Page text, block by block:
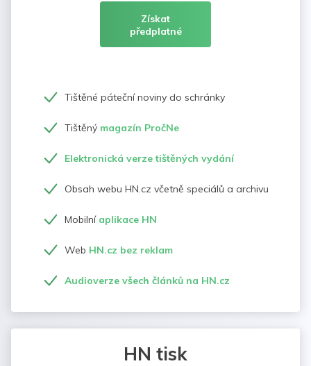
Získat
předplatné
Tištěné páteční noviny do schránky
Tištěný magazín PročNe
Elektronická verze tištěných vydání
Obsah webu HN.cz včetně speciálů a archivu
Mobilní aplikace HN
Web HN.cz bez reklam
Audioverze všech článků na HN.cz
HN tisk